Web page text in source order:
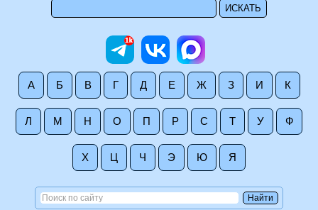
А Б В Г Д Е Ж З И К
Л М Н О П Р С Т У Ф
Х Ц Ч Э Ю Я